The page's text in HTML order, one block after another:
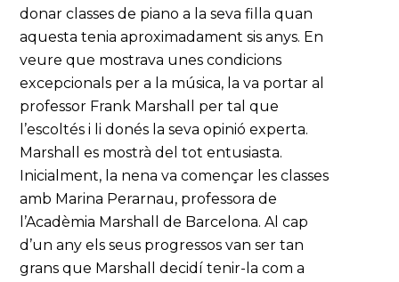
donar classes de piano a la seva filla quan
aquesta tenia aproximadament sis anys. En
veure que mostrava unes condicions
excepcionals per a la música, la va portar al
professor Frank Marshall per tal que
l’escoltés i li donés la seva opinió experta.
Marshall es mostrà del tot entusiasta.
Inicialment, la nena va començar les classes
amb Marina Perarnau, professora de
l’Acadèmia Marshall de Barcelona. Al cap
d’un any els seus progressos van ser tan
grans que Marshall decidí tenir-la com a